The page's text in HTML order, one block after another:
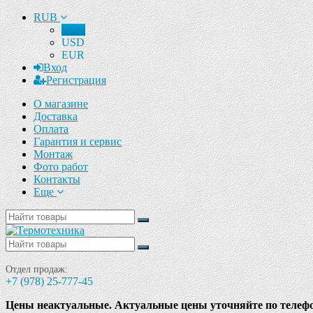
RUB
RUB
USD
EUR
Вход
Регистрация
О магазине
Доставка
Оплата
Гарантия и сервис
Монтаж
Фото работ
Контакты
Еще
Отдел продаж:
+7 (978) 25-777-45
Цены неактуальные. Актуальные цены уточняйте по